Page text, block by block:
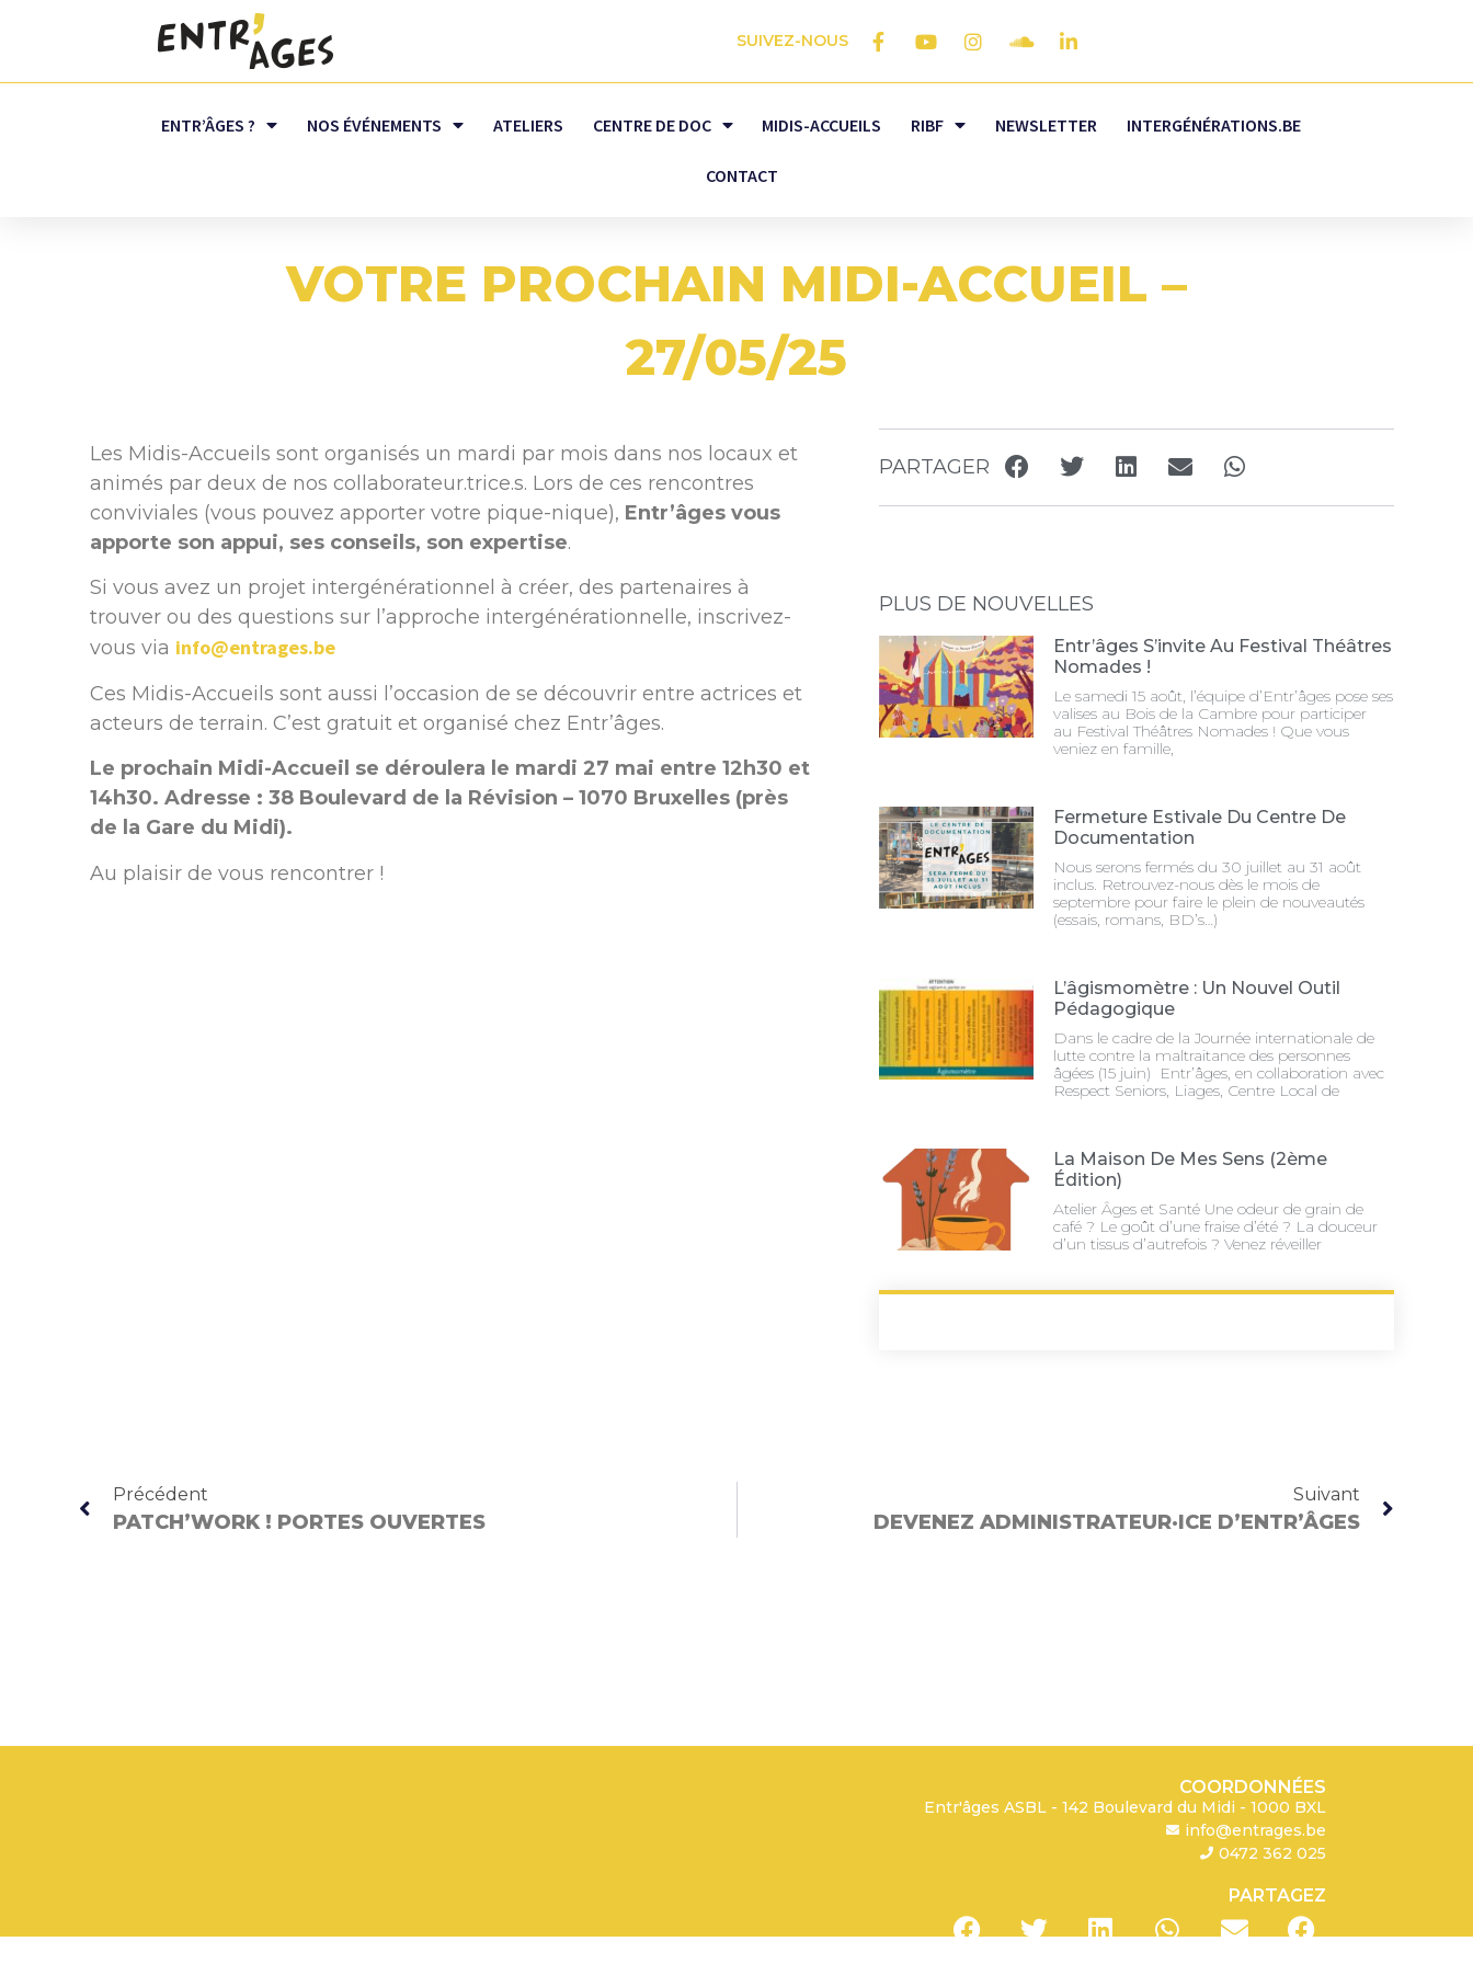
SUIVEZ-NOUS
ENTR’ÂGES ? NOS ÉVÉNEMENTS ATELIERS CENTRE DE DOC MIDIS-ACCUEILS RIBF NEWSLETTER INTERGÉNÉRATIONS.BE
CONTACT
VOTRE PROCHAIN MIDI-ACCUEIL –
27/05/25
Les Midis-Accueils sont organisés un mardi par mois dans nos locaux et
animés par deux de nos collaborateur.trice.s. Lors de ces rencontres
conviviales (vous pouvez apporter votre pique-nique), Entr’âges vous
apporte son appui, ses conseils, son expertise.
Si vous avez un projet intergénérationnel à créer, des partenaires à
trouver ou des questions sur l’approche intergénérationnelle, inscrivez-
vous via info@entrages.be
Ces Midis-Accueils sont aussi l’occasion de se découvrir entre actrices et
acteurs de terrain. C’est gratuit et organisé chez Entr’âges.
Le prochain Midi-Accueil se déroulera le mardi 27 mai entre 12h30 et
14h30. Adresse : 38 Boulevard de la Révision – 1070 Bruxelles (près
de la Gare du Midi).
Au plaisir de vous rencontrer !
PARTAGER
PLUS DE NOUVELLES
Entr’âges S’invite Au Festival Théâtres
Nomades !
Le samedi 15 août, l’équipe d’Entr’âges pose ses
valises au Bois de la Cambre pour participer
au Festival Théâtres Nomades ! Que vous
veniez en famille,
Fermeture Estivale Du Centre De
Documentation
Nous serons fermés du 30 juillet au 31 août
inclus. Retrouvez-nous dès le mois de
septembre pour faire le plein de nouveautés
(essais, romans, BD’s…)
L’âgismomètre : Un Nouvel Outil
Pédagogique
Dans le cadre de la Journée internationale de
lutte contre la maltraitance des personnes
âgées (15 juin) Entr’âges, en collaboration avec
Respect Seniors, Liages, Centre Local de
La Maison De Mes Sens (2ème
Édition)
Atelier Âges et Santé Une odeur de grain de
café ? Le goût d’une fraise d’été ? La douceur
d’un tissus d’autrefois ? Venez réveiller
Précédent
PATCH’WORK ! PORTES OUVERTES
Suivant
DEVENEZ ADMINISTRATEUR·ICE D’ENTR’ÂGES
COORDONNÉES
Entr'âges ASBL - 142 Boulevard du Midi - 1000 BXL
info@entrages.be
0472 362 025
PARTAGEZ